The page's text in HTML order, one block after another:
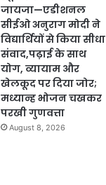
जायजा—एडीशनल
सीईओ अनुराग मोदी ने
विद्यार्थियों से किया सीधा
संवाद,पढ़ाई के साथ
योग, व्यायाम और
खेलकूद पर दिया जोर;
मध्यान्ह भोजन चखकर
परखी गुणवत्ता
August 8, 2026